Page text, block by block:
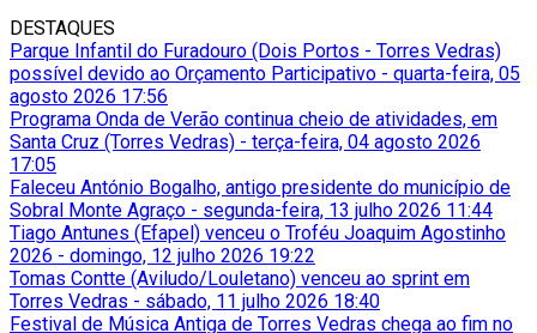
DESTAQUES
Parque Infantil do Furadouro (Dois Portos - Torres Vedras)
possível devido ao Orçamento Participativo - quarta-feira, 05
agosto 2026 17:56
Programa Onda de Verão continua cheio de atividades, em
Santa Cruz (Torres Vedras) - terça-feira, 04 agosto 2026
17:05
Faleceu António Bogalho, antigo presidente do município de
Sobral Monte Agraço - segunda-feira, 13 julho 2026 11:44
Tiago Antunes (Efapel) venceu o Troféu Joaquim Agostinho
2026 - domingo, 12 julho 2026 19:22
Tomas Contte (Aviludo/Louletano) venceu ao sprint em
Torres Vedras - sábado, 11 julho 2026 18:40
Festival de Música Antiga de Torres Vedras chega ao fim no